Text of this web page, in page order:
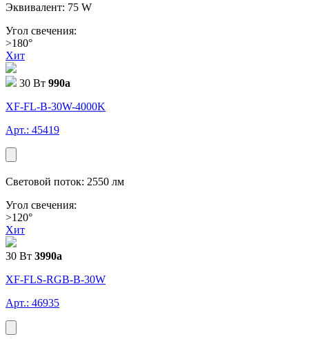
Эквивалент: 75 W
Угол свечения:
>180°
Хит
30 Вт 990a
XF-FL-В-30W-4000K
Арт.: 45419
Световой поток: 2550 лм
Угол свечения:
>120°
Хит
30 Вт 3990a
XF-FLS-RGB-В-30W
Арт.: 46935